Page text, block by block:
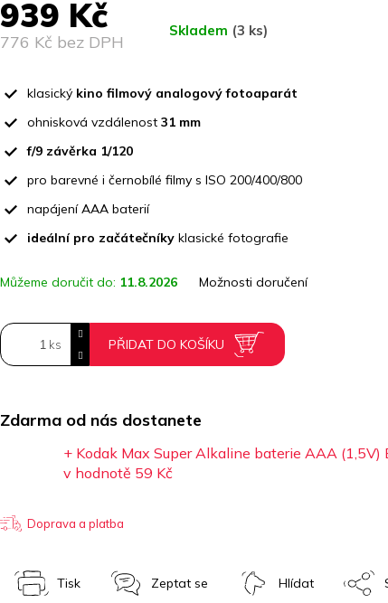
je
0,0
z
939 Kč
776 Kč bez DPH
cena:
Skladem (3 ks)
Můžeme doručit do: 11.8.2026 Možnosti doručení
PŘIDAT DO KOŠÍKU
Zdarma od nás dostanete
+ Kodak Max Super Alkaline baterie AAA (1,5V)
v hodnotě 59 Kč
klasický kino filmový analogový fotoaparát
ohnisková vzdálenost 31 mm
f/9 závěrka 1/120
pro barevné i černobílé filmy s ISO 200/400/800
napájení AAA baterií
ideální pro začátečníky klasické fotografie
Doprava a platba
Tisk Zeptat se Hlídat